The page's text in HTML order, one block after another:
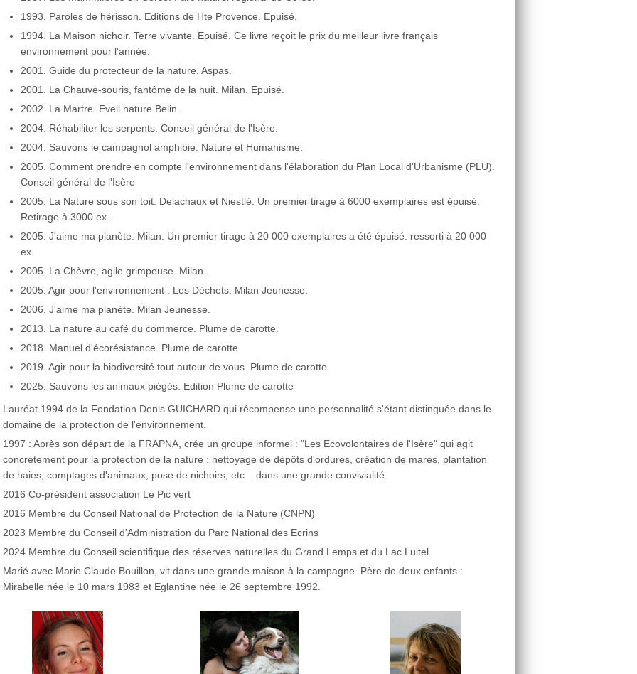
1993. Paroles de hérisson. Editions de Hte Provence. Epuisé.
1994. La Maison nichoir. Terre vivante. Epuisé. Ce livre reçoit le prix du meilleur livre français
environnement pour l'année.
2001. Guide du protecteur de la nature. Aspas.
2001. La Chauve-souris, fantôme de la nuit. Milan. Epuisé.
2002. La Martre. Eveil nature Belin.
2004. Réhabiliter les serpents. Conseil général de l'Isère.
2004. Sauvons le campagnol amphibie. Nature et Humanisme.
2005. Comment prendre en compte l'environnement dans l'élaboration du Plan Local d'Urbanisme (PLU).
Conseil général de l'Isère
2005. La Nature sous son toit. Delachaux et Niestlé. Un premier tirage à 6000 exemplaires est épuisé.
Retirage à 3000 ex.
2005. J'aime ma planète. Milan. Un premier tirage à 20 000 exemplaires a été épuisé. ressorti à 20 000
ex.
2005. La Chèvre, agile grimpeuse. Milan.
2005. Agir pour l'environnement : Les Déchets. Milan Jeunesse.
2006. J'aime ma planète. Milan Jeunesse.
2013. La nature au café du commerce. Plume de carotte.
2018. Manuel d'écorésistance. Plume de carotte
2019. Agir pour la biodiversité tout autour de vous. Plume de carotte
2025. Sauvons les animaux piégés. Edition Plume de carotte
Lauréat 1994 de la Fondation Denis GUICHARD qui récompense une personnalité s'étant distinguée dans le
domaine de la protection de l'environnement.
1997 : Après son départ de la FRAPNA, crée un groupe informel : "Les Ecovolontaires de l'Isère" qui agit
concrètement pour la protection de la nature : nettoyage de dépôts d'ordures, création de mares, plantation
de haies, comptages d'animaux, pose de nichoirs, etc... dans une grande convivialité.
2016 Co-président association Le Pic vert
2016 Membre du Conseil National de Protection de la Nature (CNPN)
2023 Membre du Conseil d'Administration du Parc National des Ecrins
2024 Membre du Conseil scientifique des réserves naturelles du Grand Lemps et du Lac Luitel.
Marié avec Marie Claude Bouillon, vit dans une grande maison à la campagne. Père de deux enfants :
Mirabelle née le 10 mars 1983 et Eglantine née le 26 septembre 1992.